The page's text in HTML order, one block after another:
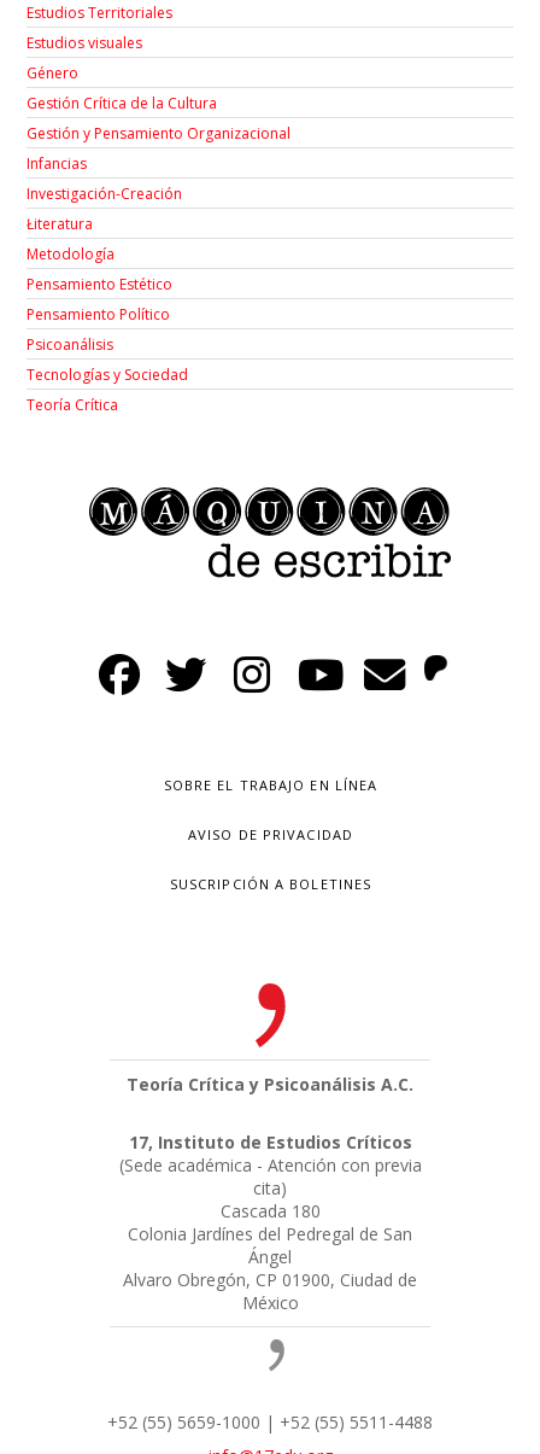
Estudios Territoriales
Estudios visuales
Género
Gestión Crítica de la Cultura
Gestión y Pensamiento Organizacional
Infancias
Investigación-Creación
Łiteratura
Metodología
Pensamiento Estético
Pensamiento Político
Psicoanálisis
Tecnologías y Sociedad
Teoría Crítica
SOBRE EL TRABAJO EN LÍNEA
AVISO DE PRIVACIDAD
SUSCRIPCIÓN A BOLETINES
Teoría Crítica y Psicoanálisis A.C.
17, Instituto de Estudios Críticos
(Sede académica - Atención con previa
cita)
Cascada 180
Colonia Jardínes del Pedregal de San
Ángel
Alvaro Obregón, CP 01900, Ciudad de
México
+52 (55) 5659-1000 | +52 (55) 5511-4488